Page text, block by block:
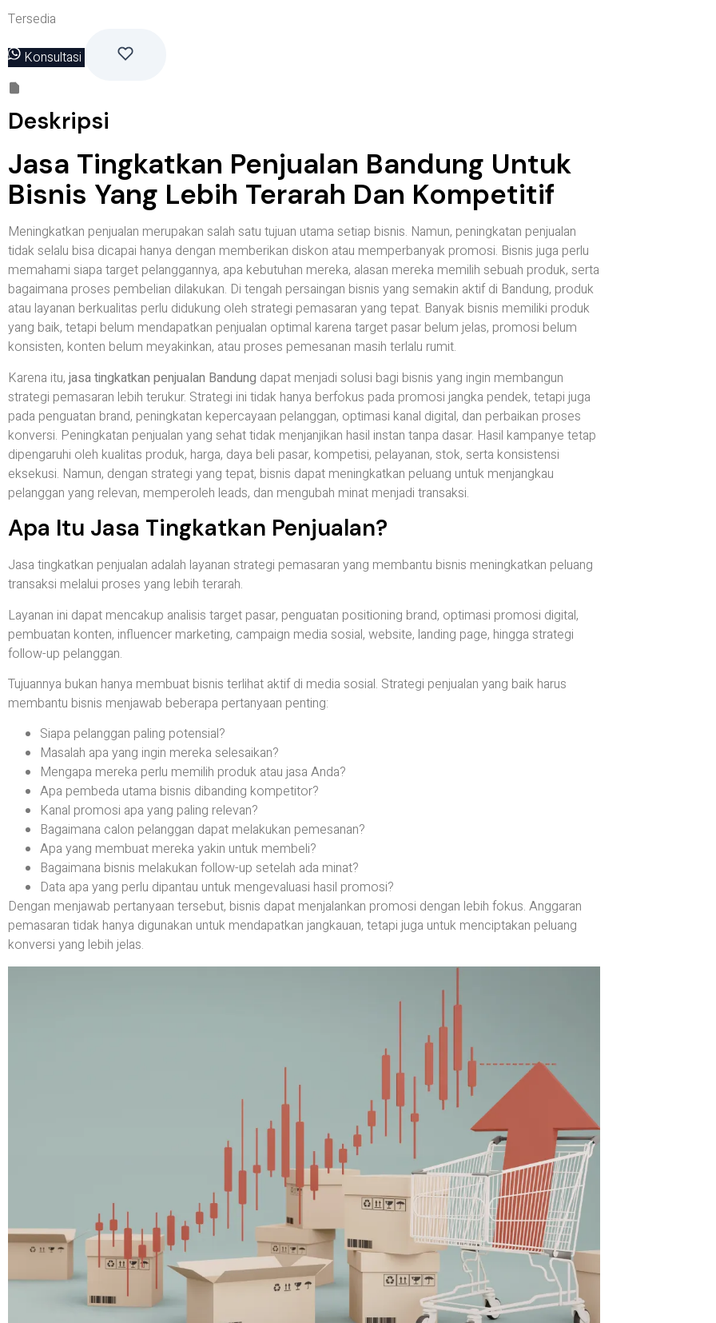
Tersedia
Konsultasi
Deskripsi
Jasa Tingkatkan Penjualan Bandung Untuk
Bisnis Yang Lebih Terarah Dan Kompetitif
Meningkatkan penjualan merupakan salah satu tujuan utama setiap bisnis. Namun, peningkatan penjualan
tidak selalu bisa dicapai hanya dengan memberikan diskon atau memperbanyak promosi. Bisnis juga perlu
memahami siapa target pelanggannya, apa kebutuhan mereka, alasan mereka memilih sebuah produk, serta
bagaimana proses pembelian dilakukan. Di tengah persaingan bisnis yang semakin aktif di Bandung, produk
atau layanan berkualitas perlu didukung oleh strategi pemasaran yang tepat. Banyak bisnis memiliki produk
yang baik, tetapi belum mendapatkan penjualan optimal karena target pasar belum jelas, promosi belum
konsisten, konten belum meyakinkan, atau proses pemesanan masih terlalu rumit.
Karena itu, jasa tingkatkan penjualan Bandung dapat menjadi solusi bagi bisnis yang ingin membangun
strategi pemasaran lebih terukur. Strategi ini tidak hanya berfokus pada promosi jangka pendek, tetapi juga
pada penguatan brand, peningkatan kepercayaan pelanggan, optimasi kanal digital, dan perbaikan proses
konversi. Peningkatan penjualan yang sehat tidak menjanjikan hasil instan tanpa dasar. Hasil kampanye tetap
dipengaruhi oleh kualitas produk, harga, daya beli pasar, kompetisi, pelayanan, stok, serta konsistensi
eksekusi. Namun, dengan strategi yang tepat, bisnis dapat meningkatkan peluang untuk menjangkau
pelanggan yang relevan, memperoleh leads, dan mengubah minat menjadi transaksi.
Apa Itu Jasa Tingkatkan Penjualan?
Jasa tingkatkan penjualan adalah layanan strategi pemasaran yang membantu bisnis meningkatkan peluang
transaksi melalui proses yang lebih terarah.
Layanan ini dapat mencakup analisis target pasar, penguatan positioning brand, optimasi promosi digital,
pembuatan konten, influencer marketing, campaign media sosial, website, landing page, hingga strategi
follow-up pelanggan.
Tujuannya bukan hanya membuat bisnis terlihat aktif di media sosial. Strategi penjualan yang baik harus
membantu bisnis menjawab beberapa pertanyaan penting:
Siapa pelanggan paling potensial?
Masalah apa yang ingin mereka selesaikan?
Mengapa mereka perlu memilih produk atau jasa Anda?
Apa pembeda utama bisnis dibanding kompetitor?
Kanal promosi apa yang paling relevan?
Bagaimana calon pelanggan dapat melakukan pemesanan?
Apa yang membuat mereka yakin untuk membeli?
Bagaimana bisnis melakukan follow-up setelah ada minat?
Data apa yang perlu dipantau untuk mengevaluasi hasil promosi?
Dengan menjawab pertanyaan tersebut, bisnis dapat menjalankan promosi dengan lebih fokus. Anggaran
pemasaran tidak hanya digunakan untuk mendapatkan jangkauan, tetapi juga untuk menciptakan peluang
konversi yang lebih jelas.